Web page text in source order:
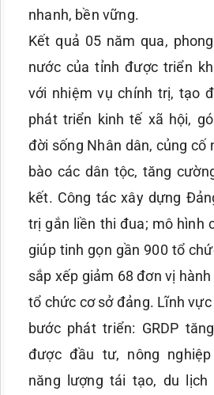
nhanh, bền vững.
Kết quả 05 năm qua,
nước của tỉnh được triển
với nhiệm vụ chính trị, tạo
phát triển kinh tế xã hội,
đời sống Nhân dân, củng cố
bào các dân tộc, tăng
kết. Công tác xây dựng
trị gắn liền thi đua; mô hình
giúp tinh gọn gần 900 tổ
sắp xếp giảm 68 đơn vị
tổ chức cơ sở đảng. Lĩnh
bước phát triển: GRDP
được đầu tư, nông
năng lượng tái tạo, du lịch